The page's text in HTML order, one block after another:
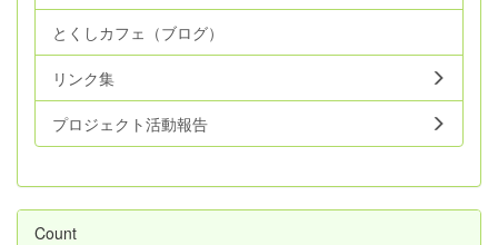
とくしカフェ（ブログ）
リンク集
プロジェクト活動報告
Count